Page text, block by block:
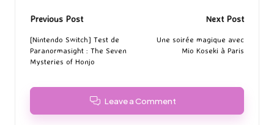
Post
navigation
Previous Post
[Nintendo Switch] Test de
Paranormasight : The Seven
Mysteries of Honjo
Next Post
Une soirée magique avec
Mio Koseki à Paris
Leave a Comment